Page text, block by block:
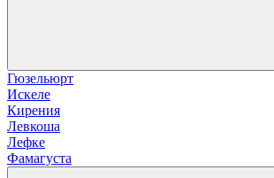
Гюзельюрт
Искеле
Кирения
Левкоша
Лефке
Фамагуста